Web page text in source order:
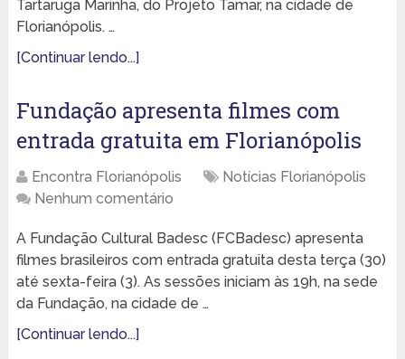
Tartaruga Marinha, do Projeto Tamar, na cidade de
Florianópolis. …
[Continuar lendo...]
Fundação apresenta filmes com
entrada gratuita em Florianópolis
Encontra Florianópolis
Notícias Florianópolis
Nenhum comentário
A Fundação Cultural Badesc (FCBadesc) apresenta
filmes brasileiros com entrada gratuita desta terça (30)
até sexta-feira (3). As sessões iniciam às 19h, na sede
da Fundação, na cidade de …
[Continuar lendo...]